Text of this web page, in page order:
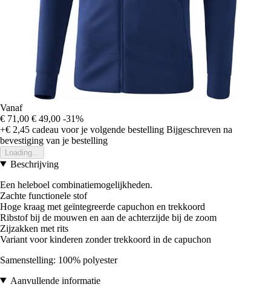
Vanaf
€ 71,00 € 49,00 -31%
+€ 2,45 cadeau voor je volgende bestelling Bijgeschreven na
bevestiging van je bestelling
Loading...
Beschrijving
Een heleboel combinatiemogelijkheden.
Zachte functionele stof
Hoge kraag met geïntegreerde capuchon en trekkoord
Ribstof bij de mouwen en aan de achterzijde bij de zoom
Zijzakken met rits
Variant voor kinderen zonder trekkoord in de capuchon
Samenstelling: 100% polyester
Aanvullende informatie